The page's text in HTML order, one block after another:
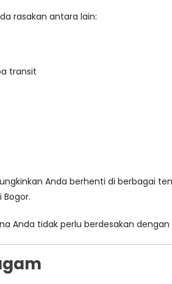
rasakan antara lain:
transit
Anda berhenti di berbagai
Anda tidak perlu berdesakan